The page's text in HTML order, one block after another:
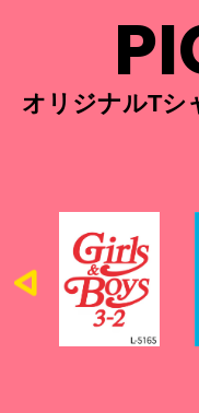
オリジナルTシ